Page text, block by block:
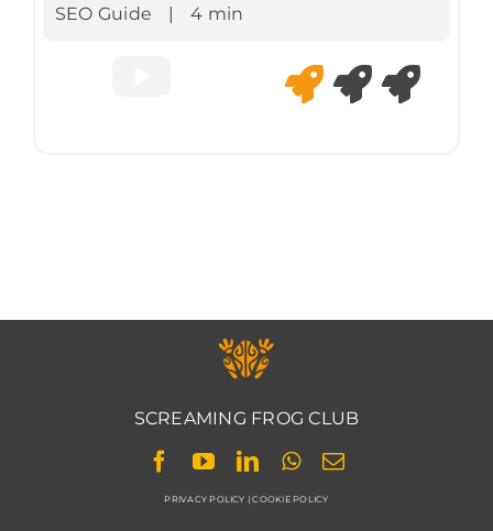
SEO Guide | 4 min
SCREAMING FROG CLUB
PRIVACY POLICY |COOKIE POLICY